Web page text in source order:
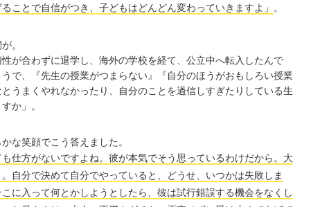
ことで自信がつき、子どもはどんどん変わっていきますよ」
。
。
が合わずに退学し、海外の学校を経て、公立中へ転入したんで
で、『先生の授業がつまらない』『自分のほうがおもしろい授業
うまくやれなかったり、自分のことを過信しすぎたりしている生
か」。
な笑顔でこう答えました。
も仕方がないですよね。彼が本気でそう思っているわけだから。大
自分で決めて自分でやっていると、どうせ、いつかは失敗しま
に入って何とかしようとしたら、彼は試行錯誤する機会をなくし